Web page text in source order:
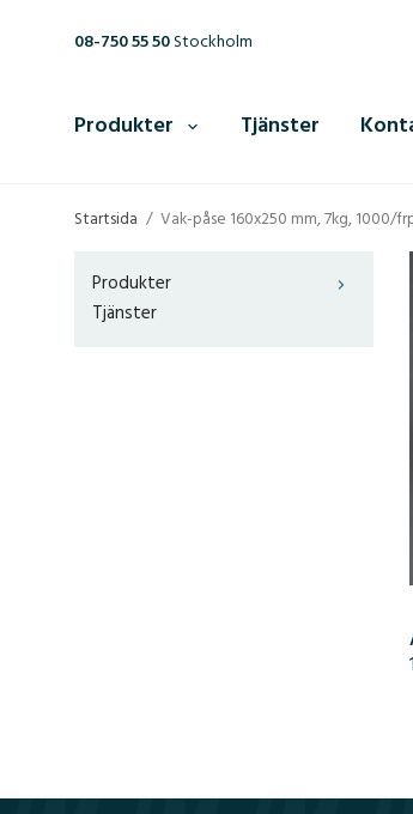
08-750 55 50Stockholm
Produkter Tjänster
Startsida / Vak-påse 160x250 mm, 7kg, 1000/
Produkter
Tjänster